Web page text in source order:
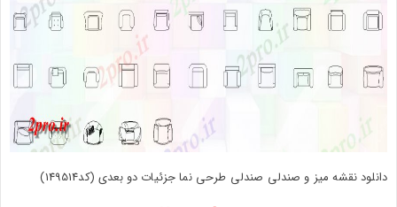
دانلود نقشه میز و صندلی صندلی طرحی نما جزئیات دو بعدی (کد149514)